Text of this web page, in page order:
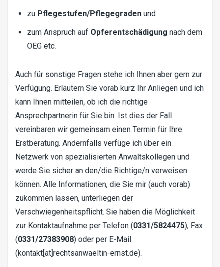
zu Pflegestufen/Pflegegraden und
zum Anspruch auf Opferentschädigung nach dem
OEG etc.
Auch für sonstige Fragen stehe ich Ihnen aber gern zur
Verfügung. Erläutern Sie vorab kurz Ihr Anliegen und ich
kann Ihnen mitteilen, ob ich die richtige
Ansprechpartnerin für Sie bin. Ist dies der Fall
vereinbaren wir gemeinsam einen Termin für Ihre
Erstberatung. Andernfalls verfüge ich über ein
Netzwerk von spezialisierten Anwaltskollegen und
werde Sie sicher an den/die Richtige/n verweisen
können. Alle Informationen, die Sie mir (auch vorab)
zukommen lassen, unterliegen der
Verschwiegenheitspflicht. Sie haben die Möglichkeit
zur Kontaktaufnahme per Telefon (0331/5824475), Fax
(0331/27383908) oder per E-Mail
(kontakt[at]rechtsanwaeltin-ernst.de).